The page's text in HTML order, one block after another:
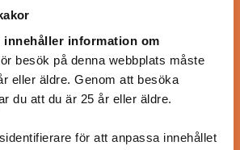
innehåller information om
besök på denna webbplats måste
eller äldre. Genom att besöka
du att du är 25 år eller äldre.
för att anpassa innehållet